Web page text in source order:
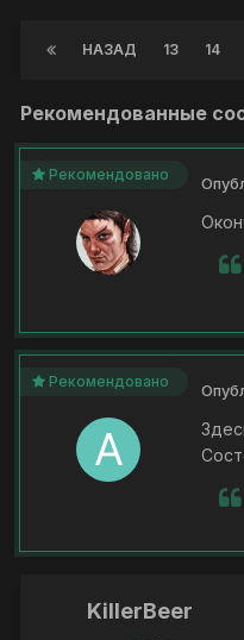
НАЗАД 13 14
Рекомендованные
Рекомендовано
Рекомендовано
KillerBeer